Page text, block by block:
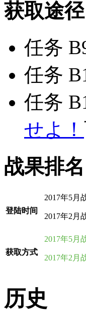
获取途径
任务
任务
任务
せよ！
战果排名
登陆时间
2017年5月
2017年2月
获取方式
2017年5月
2017年2月
历史